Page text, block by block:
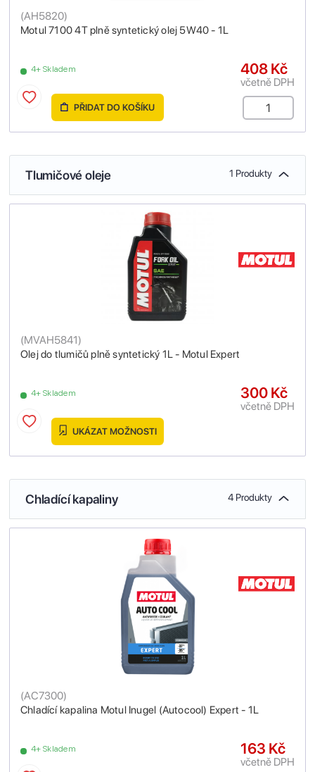
Motul 7100 4T plně syntetický olej 5W40 - 1L
(AH5820)
4+ Skladem 408 Kč
včetně DPH
PŘIDAT DO KOŠÍKU
Tlumičové oleje 1 Produkty
Olej do tlumičů plně syntetický 1L - Motul Expert
(MVAH5841)
4+ Skladem 300 Kč
včetně DPH
UKÁZAT MOŽNOSTI
Chladící kapaliny 4 Produkty
Chladící kapalina Motul Inugel (Autocool) Expert - 1L
(AC7300)
4+ Skladem 163 Kč
včetně DPH